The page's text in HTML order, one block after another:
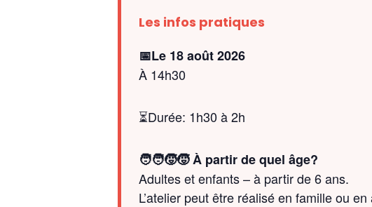
Les infos pratiques
📅Le 18 août 2026
À 14h30
⏳Durée: 1h30 à 2h
🧑‍🧑‍🧒‍🧒 À partir de quel âge?
Adultes et enfants – à partir de 6 ans.
L’atelier peut être réalisé en famille ou